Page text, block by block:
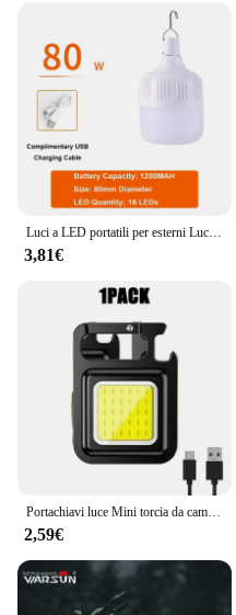
Luci a LED portatili per esterni Luce a LED da campeggio ricaricabile USB 20W 40W 80W 100W Lampadina impermeabile Lanterne di emergenza Lampada a LED
3,81€
Portachiavi luce Mini torcia da campeggio multifunzionale USB ricaricabile LED portatile luminoso COB tasca Clip lanterna lavoro all'aperto
2,59€